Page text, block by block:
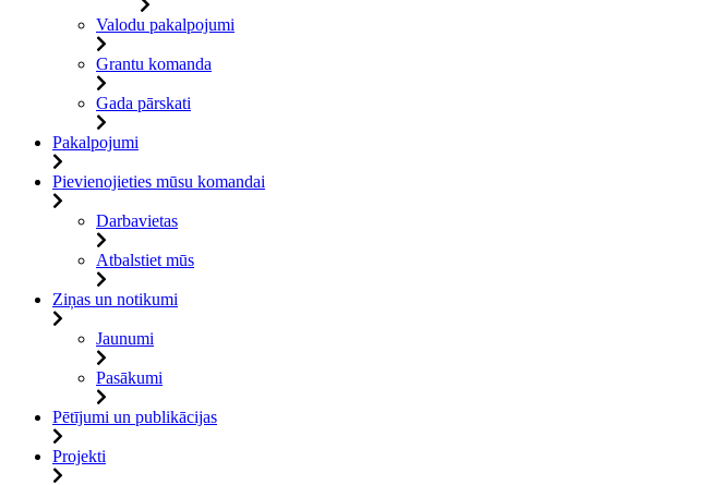
Valodu pakalpojumi
Grantu komanda
Gada pārskati
Pakalpojumi
Pievienojieties mūsu komandai
Darbavietas
Atbalstiet mūs
Ziņas un notikumi
Jaunumi
Pasākumi
Pētījumi un publikācijas
Projekti